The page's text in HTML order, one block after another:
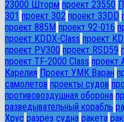
23000 Шторм проект 23550
301 проект 302 проект 33DD
проект 885М проект 92-016
проект KDDX-Class проект
проект PV300 проект RSD59
проект TF-2000 Class проект
Карелия Проект УМК Варан
самолетов проекты судов
противовоздушная оборона
разведывательный корабль
Хрус разрез судна ракета